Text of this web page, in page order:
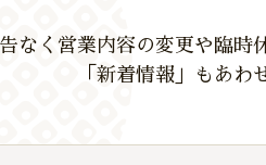
なく営業内容の変更や臨時
「新着情報」もあわ